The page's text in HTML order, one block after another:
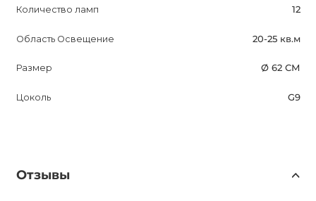
Количество ламп 12
Область Освещение 20-25 кв.м
Размер Ø 62 СМ
Цоколь G9
Отзывы